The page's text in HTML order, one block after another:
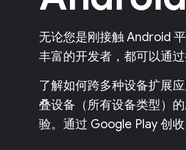
无论您是刚接触 Android
丰富的开发者，都可以通
了解如何跨多种设备扩展
叠设备（所有设备类型）
验。通过 Google Play 创收